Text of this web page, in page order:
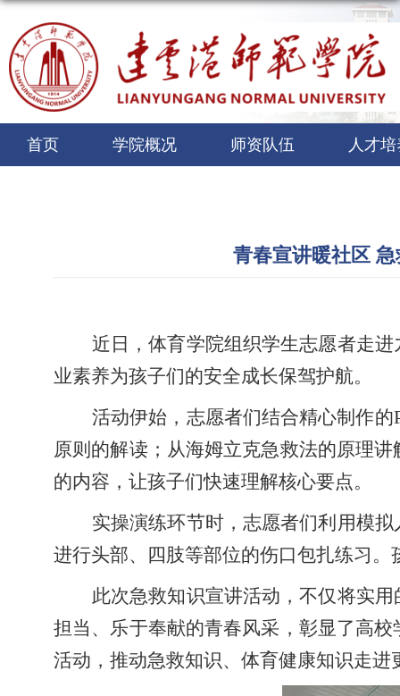
首页 学院概况 师资队伍 人才
青春宣讲暖社区
近日 ，体育学院组织学生志愿者走进
业素养为孩子们的安全成长保驾护航。
活动伊始，志愿者们结合精心制作的
原则的解读 ； 从海姆立克急救法的原理
的内容，让孩子们快速理解核心要点。
实操演练环节时，志愿者们利用模
进行头部、四肢等部位的伤口包扎练习
此次急救知识宣讲活动，不仅将实
担当、乐于奉献的青春风采，彰显了高
活动，推动急救知识、体育健康知识走